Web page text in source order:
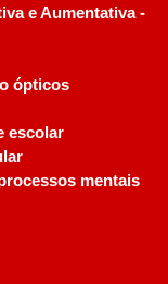
e Aumentativa -
ópticos
escolar
mentais